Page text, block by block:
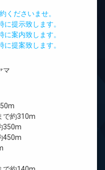
くださいませ。
に提示致します。
に案内致します。
に提案致します。
マ
で約310m
350m
450m